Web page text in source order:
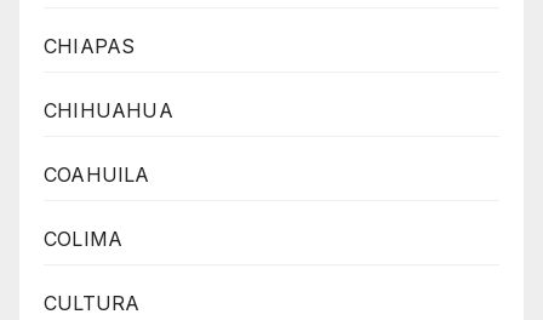
CHIAPAS
CHIHUAHUA
COAHUILA
COLIMA
CULTURA